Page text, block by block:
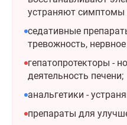
устраняют симптомы
седативные
тревожность,
гепатопротекторы -
деятельность печени;
анальгетики -
препараты для